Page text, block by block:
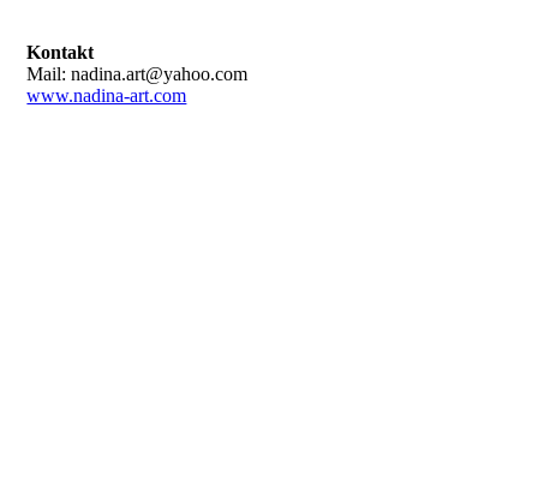
Kontakt
Mail: nadina.art@yahoo.com
www.nadina-art.com